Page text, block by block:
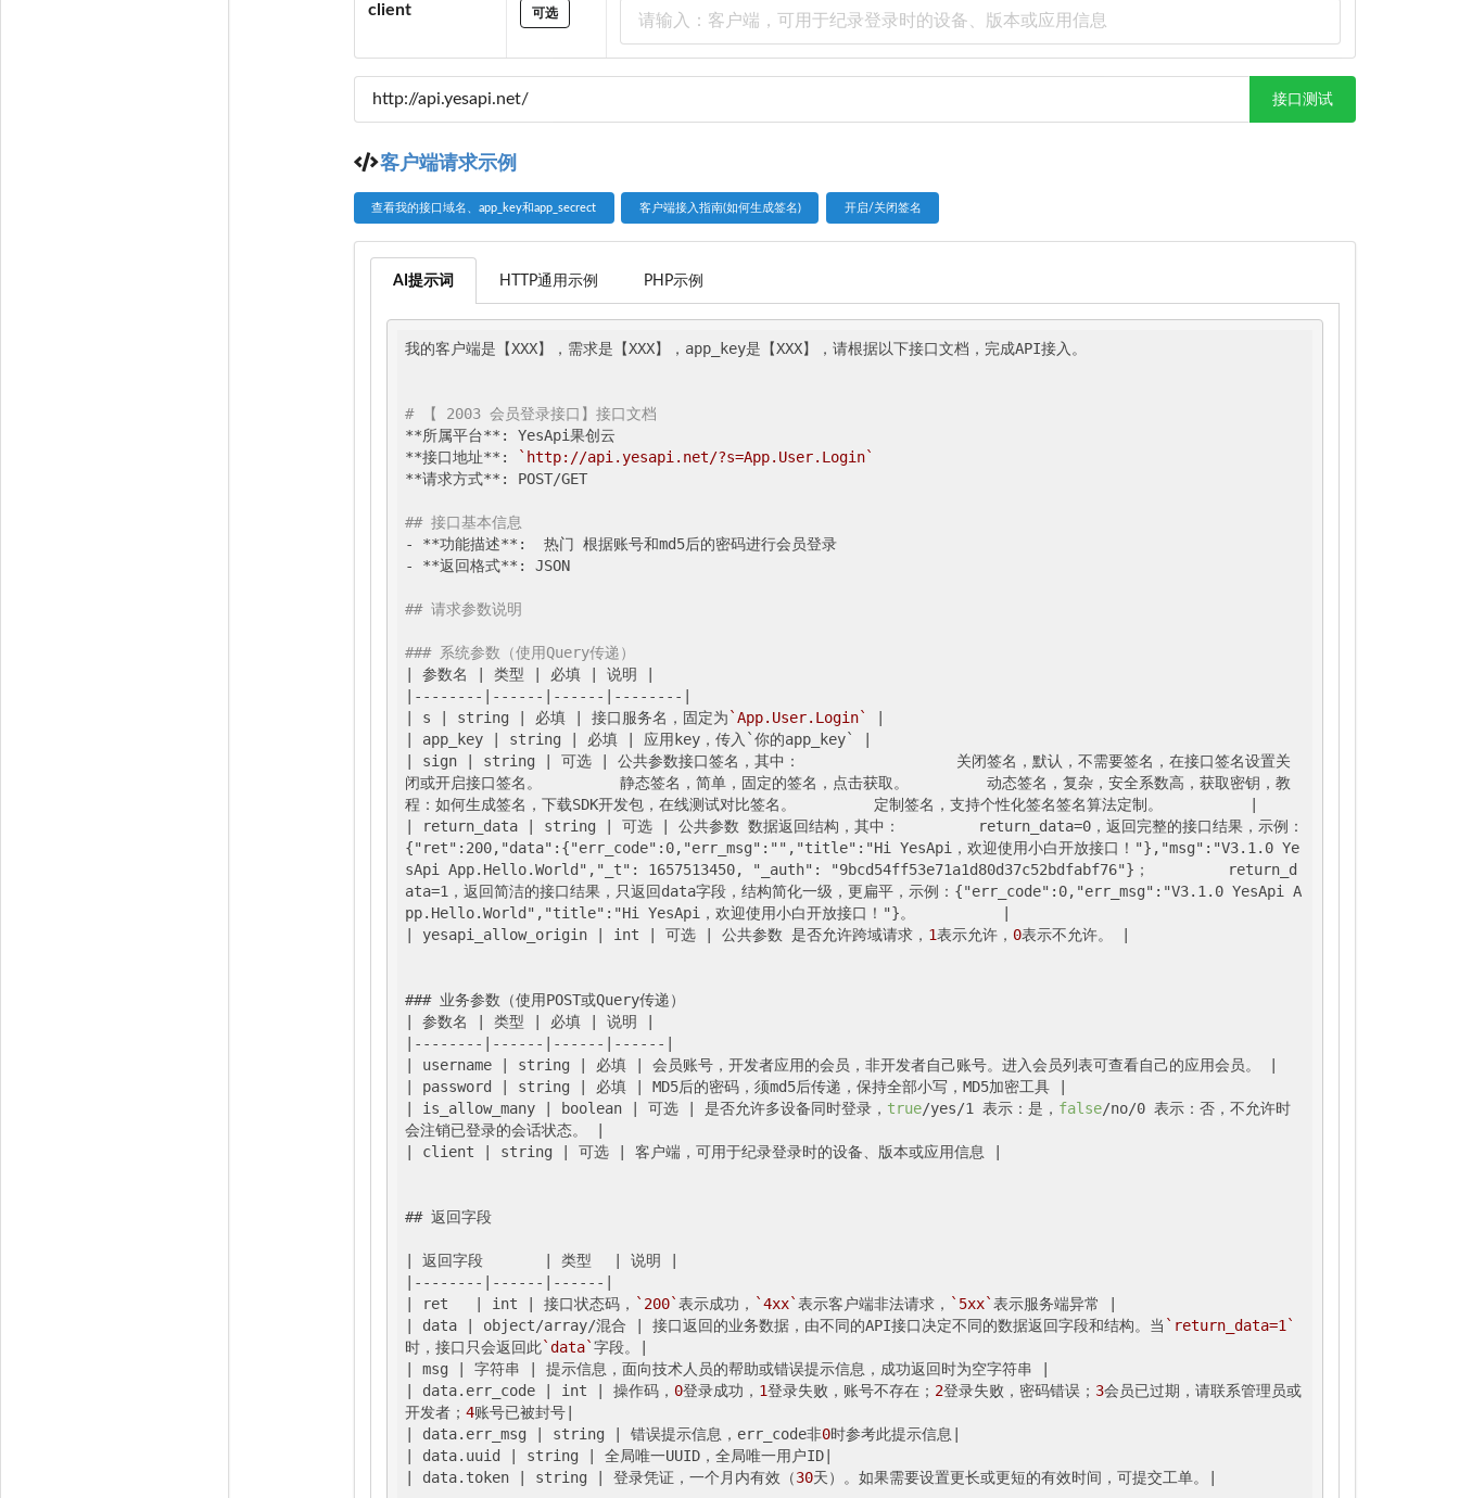
client 可选
接口测试
客户端请求示例
查看我的接口域名、app_key和app_secrect 客户端接入指南(如何生成签名) 开启/关闭签名
AI提示词 HTTP通用示例 PHP示例
我的客户端是【XXX】，需求是【XXX】，app_key是【XXX】，请根据以下接口文档，完成API接入。
# 【 2003 会员登录接口】接口文档
**所属平台**: YesApi果创云
**接口地址**:
`http://api.yesapi.net/?s=App.User.Login`
**请求方式**: POST/GET
## 接口基本信息
- **功能描述**:  热门 根据账号和md5后的密码进行会员登录
- **返回格式**: JSON
## 请求参数说明
### 系统参数（使用Query传递）
| 参数名 |
类型 | 必填 | 说明
-------- |------| ------
|--------|
| s |
string | 必填 | 接口服务名，固定为 `App.User.Login`
app_key | string | 必填
| 应用key，传入`你的app_key` |
| sign |
string | 可选 |
公共参数接口签名，其中：                  关闭签名，默认，不需要签名，在接口签名设置关
闭或开启接口签名。         静态签名，简单，固定的签名，点击获取。         动态签名，复杂，安全系数高，获取密钥，教
程：如何生成签名，下载SDK开发包，在线测试对比签名。         定制签名，支持个性化签名签名算法定制。
return_data | string | 可选
| 公共参数 数据返回结构，其中：         return_data=0，返回完整的接口结果，示例：
{"ret":200,"data":{"err_code":0,"err_msg":"","title":"Hi YesApi，欢迎使用小白开放接口！"},"msg":"V3.1.0 Ye
sApi App.Hello.World","_t": 1657513450, "_auth": "9bcd54ff53e71a1d80d37c52bdfabf76"}；         return_d
ata=1，返回简洁的接口结果，只返回data字段，结构简化一级，更扁平，示例：{"err_code":0,"err_msg":"V3.1.0 YesApi A
pp.Hello.World","title":"Hi YesApi，欢迎使用小白开放接口！"}。          |
| yesapi_allow_origin |
int | 可选 | 公共参数 是否允许跨域请求， 1表示允许， 0表示不允许。
### 业务参数（使用POST或Query传递）
参数名 | 类型 | 必填
| 说明 |
|--------|
------ |------| ------
username | string | 必填
| 会员账号，开发者应用的会员，非开发者自己账号。进入会员列表可查看自己的应用会员。 |
| password |
string | 必填 | MD5后的密码，须md5后传递，保持全部小写，MD5加密工具
is_allow_many | boolean | 可选 | 是否允许多设备同时登录， true/yes/1 表示：是， false/no/0 表示：否，不允许时
会注销已登录的会话状态。 |
| client |
string | 可选 | 客户端，可用于纪录登录时的设备、版本或应用信息
## 返回字段
说明
-------- |------| ------
| int | 接口状态码， `200`表示成功， `4xx`表示客户端非法请求， `5xx`表示服务端异常
data | object/array/混合 | 接口返回的业务数据，由不同的API接口决定不同的数据返回字段和结构。当 `return_data=1`
时，接口只会返回此`data`字段。
msg | 字符串 | 提示信息，面向技术人员的帮助或错误提示信息，成功返回时为空字符串
data.err_code | int | 操作码， 0登录成功， 1登录失败，账号不存在； 2登录失败，密码错误； 3会员已过期，请联系管理员或
开发者；4账号已被封号
data.err_msg | string | 错误提示信息，err_code非0时参考此提示信息
data.uuid | string | 全局唯一UUID，全局唯一用户ID
data.token | string | 登录凭证，一个月内有效（30天）。如果需要设置更长或更短的有效时间，可提交工单。